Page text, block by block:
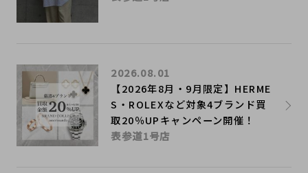
【2026年8月・9月限定】HERME
S・ROLEXなど対象4ブランド買
取20％UPキャンペーン開催！
2026.08.01
表参道1号店